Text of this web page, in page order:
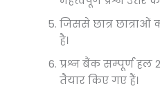
जिससे छात्र
है।
प्रश्न बैंक सम्पूर्ण हल
तैयार किए गए हैं।